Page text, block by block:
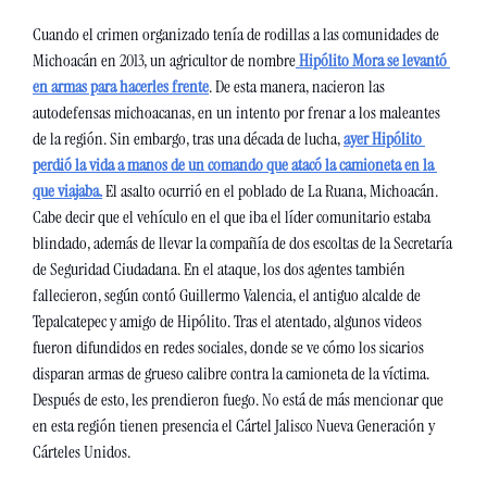
Cuando el crimen organizado tenía de rodillas a las comunidades de
Michoacán en 2013, un agricultor de nombre Hipólito Mora se levantó
en armas para hacerles frente. De esta manera, nacieron las
autodefensas michoacanas, en un intento por frenar a los maleantes
de la región. Sin embargo, tras una década de lucha, ayer Hipólito
perdió la vida a manos de un comando que atacó la camioneta en la
que viajaba. El asalto ocurrió en el poblado de La Ruana, Michoacán.
Cabe decir que el vehículo en el que iba el líder comunitario estaba
blindado, además de llevar la compañía de dos escoltas de la Secretaría
de Seguridad Ciudadana. En el ataque, los dos agentes también
fallecieron, según contó Guillermo Valencia, el antiguo alcalde de
Tepalcatepec y amigo de Hipólito. Tras el atentado, algunos videos
fueron difundidos en redes sociales, donde se ve cómo los sicarios
disparan armas de grueso calibre contra la camioneta de la víctima.
Después de esto, les prendieron fuego. No está de más mencionar que
en esta región tienen presencia el Cártel Jalisco Nueva Generación y
Cárteles Unidos.